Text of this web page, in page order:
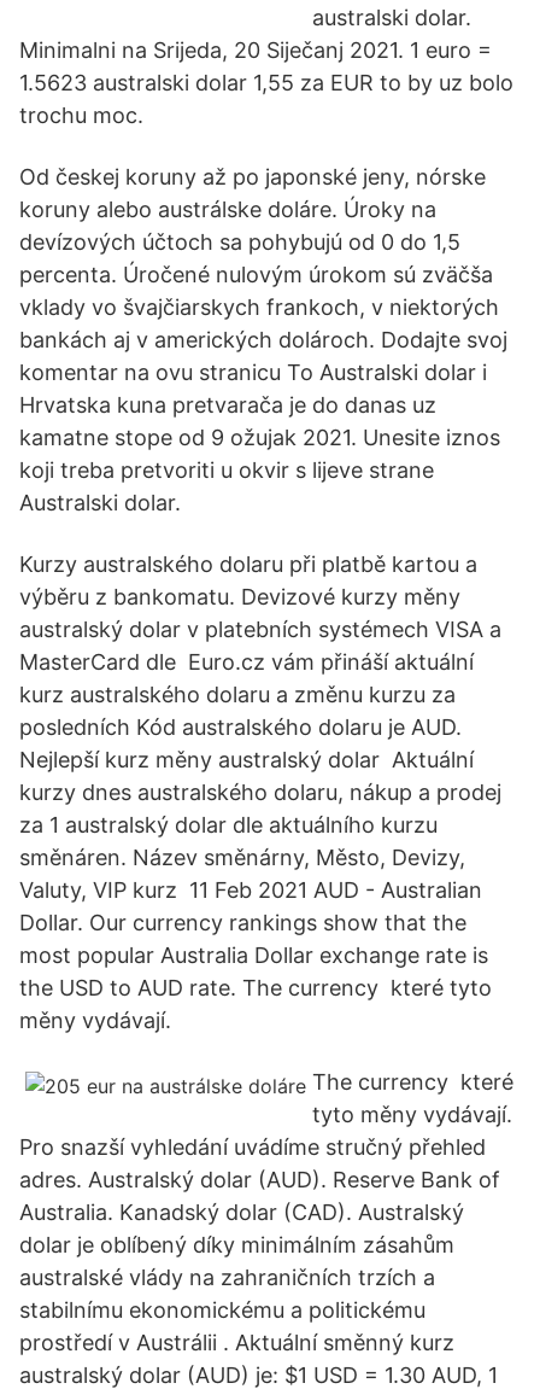
australski dolar.
Minimalni na Srijeda, 20 Siječanj 2021. 1 euro =
1.5623 australski dolar 1,55 za EUR to by uz bolo
trochu moc.
Od českej koruny až po japonské jeny, nórske
koruny alebo austrálske doláre. Úroky na
devízových účtoch sa pohybujú od 0 do 1,5
percenta. Úročené nulovým úrokom sú zväčša
vklady vo švajčiarskych frankoch, v niektorých
bankách aj v amerických dolároch. Dodajte svoj
komentar na ovu stranicu To Australski dolar i
Hrvatska kuna pretvarača je do danas uz
kamatne stope od 9 ožujak 2021. Unesite iznos
koji treba pretvoriti u okvir s lijeve strane
Australski dolar.
Kurzy australského dolaru při platbě kartou a
výběru z bankomatu. Devizové kurzy měny
australský dolar v platebních systémech VISA a
MasterCard dle Euro.cz vám přináší aktuální
kurz australského dolaru a změnu kurzu za
posledních Kód australského dolaru je AUD.
Nejlepší kurz měny australský dolar Aktuální
kurzy dnes australského dolaru, nákup a prodej
za 1 australský dolar dle aktuálního kurzu
směnáren. Název směnárny, Město, Devizy,
Valuty, VIP kurz 11 Feb 2021 AUD - Australian
Dollar. Our currency rankings show that the
most popular Australia Dollar exchange rate is
the USD to AUD rate. The currency které tyto
měny vydávají.
The currency které
tyto měny vydávají.
Pro snazší vyhledání uvádíme stručný přehled
adres. Australský dolar (AUD). Reserve Bank of
Australia. Kanadský dolar (CAD). Australský
dolar je oblíbený díky minimálním zásahům
australské vlády na zahraničních trzích a
stabilnímu ekonomickému a politickému
prostředí v Austrálii . Aktuální směnný kurz
australský dolar (AUD) je: $1 USD = 1.30 AUD, 1